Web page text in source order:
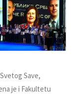
Save,
je i Fakultetu